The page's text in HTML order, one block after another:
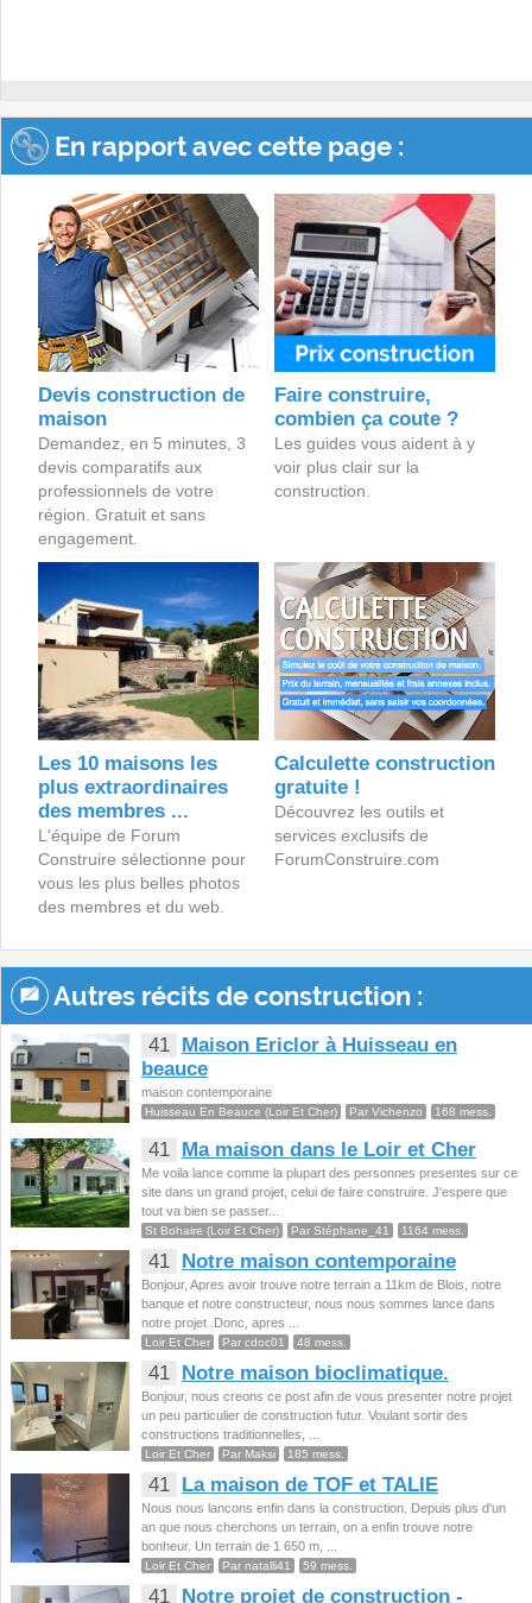
En rapport avec cette page :
Devis construction de
maison
Demandez, en 5 minutes, 3
devis comparatifs aux
professionnels de votre
région. Gratuit et sans
engagement.
Faire construire,
combien ça coute ?
Les guides vous aident à y
voir plus clair sur la
construction.
Les 10 maisons les
plus extraordinaires
des membres ...
L'équipe de Forum
Construire sélectionne pour
vous les plus belles photos
des membres et du web.
Calculette construction
gratuite !
Découvrez les outils et
services exclusifs de
ForumConstruire.com
Autres récits de construction :
41
Maison Ericlor à Huisseau en
beauce
maison contemporaine
Huisseau En Beauce (Loir Et Cher) Par Vichenzo 168 mess.
41 Ma maison dans le Loir et Cher
Me voila lance comme la plupart des personnes presentes sur ce
site dans un grand projet, celui de faire construire. J'espere que
tout va bien se passer...
St Bohaire (Loir Et Cher) Par Stéphane_41 1164 mess.
41 Notre maison contemporaine
Bonjour, Apres avoir trouve notre terrain a 11km de Blois, notre
banque et notre constructeur, nous nous sommes lance dans
notre projet .Donc, apres ...
Loir Et Cher Par cdoc01 48 mess.
41 Notre maison bioclimatique.
Bonjour, nous creons ce post afin de vous presenter notre projet
un peu particulier de construction futur. Voulant sortir des
constructions traditionnelles, ...
Loir Et Cher Par Maksi 185 mess.
41 La maison de TOF et TALIE
Nous nous lancons enfin dans la construction. Depuis plus d'un
an que nous cherchons un terrain, on a enfin trouve notre
bonheur. Un terrain de 1 650 m, ...
Loir Et Cher Par natalli41 59 mess.
41
Notre projet de construction -